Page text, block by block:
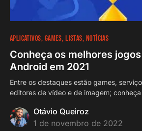
APLICATIVOS GAMES LISTAS NOTÍCIAS
Conheça os melhores
Android em 2021
Entre os destaques estão games,
editores de vídeo e de imagem;
Otávio Queiroz
1 de novembro de 2022